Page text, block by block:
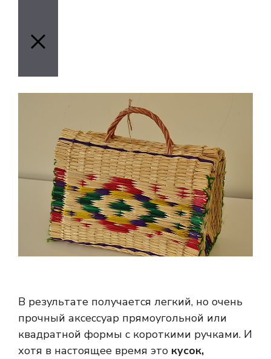
В результате получается легкий, но очень
прочный аксессуар прямоугольной или
квадратной формы с короткими ручками. И
хотя в настоящее время это кусок,